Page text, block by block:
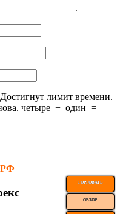
Достигнут лимит времени.
четыре + один =
РФ
ТОРГОВАТЬ
ОБЗОР